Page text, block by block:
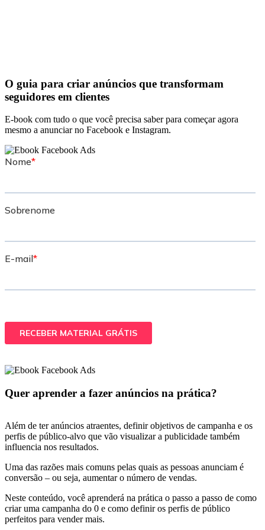
O guia para criar anúncios que transformam
seguidores em clientes
E-book com tudo o que você precisa saber para começar agora
mesmo a anunciar no Facebook e Instagram.
Quer aprender a fazer anúncios na prática?
Além de ter anúncios atraentes, definir objetivos de campanha e os
perfis de público-alvo que vão visualizar a publicidade também
influencia nos resultados.
Uma das razões mais comuns pelas quais as pessoas anunciam é
conversão – ou seja, aumentar o número de vendas.
Neste conteúdo, você aprenderá na prática o passo a passo de como
criar uma campanha do 0 e como definir os perfis de público
perfeitos para vender mais.